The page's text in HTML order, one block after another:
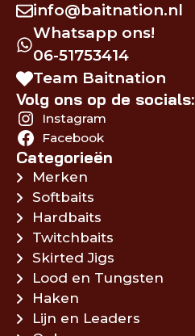
info@baitnation.nl
Whatsapp ons!
06-51753414
Team Baitnation
Volg ons op de socials:
Instagram
Facebook
Categorieën
Merken
Softbaits
Hardbaits
Twitchbaits
Skirted Jigs
Lood en Tungsten
Haken
Lijn en Leaders